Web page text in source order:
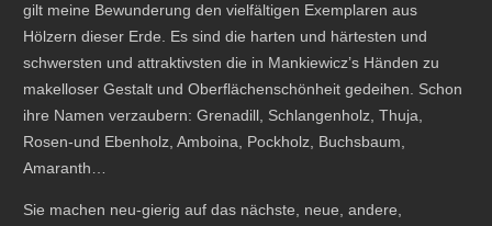
gilt meine Bewunderung den vielfältigen Exemplaren aus
Hölzern dieser Erde. Es sind die harten und härtesten und
schwersten und attraktivsten die in Mankiewicz’s Händen zu
makelloser Gestalt und Oberflächenschönheit gedeihen. Schon
ihre Namen verzaubern: Grenadill, Schlangenholz, Thuja,
Rosen-und Ebenholz, Amboina, Pockholz, Buchsbaum,
Amaranth…
Sie machen neu-gierig auf das nächste, neue, andere,